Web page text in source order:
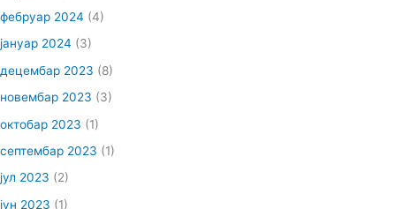
фебруар 2024 (4)
јануар 2024 (3)
децембар 2023 (8)
новембар 2023 (3)
октобар 2023 (1)
септембар 2023 (1)
јул 2023 (2)
јун 2023 (1)